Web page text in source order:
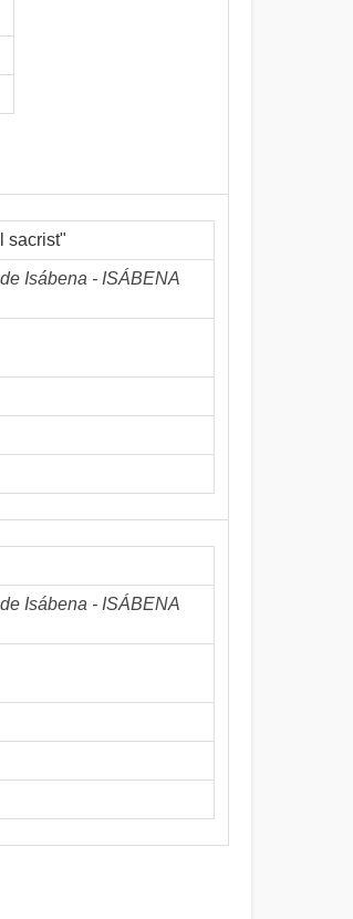
sacrist"
Isábena - ISÁBENA
Isábena - ISÁBENA